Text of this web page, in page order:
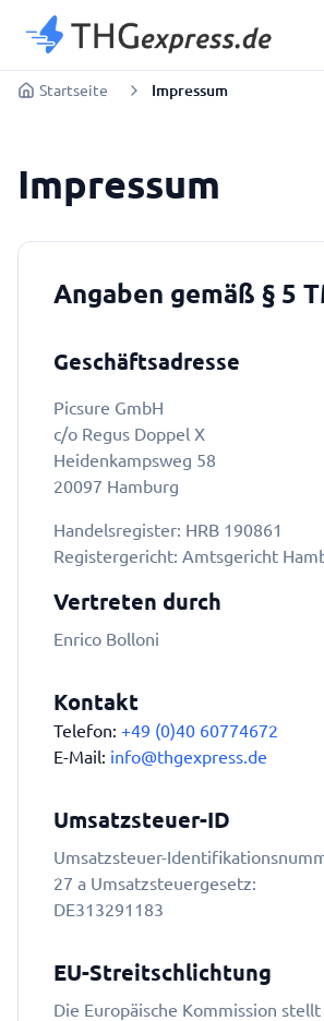
Startseite Impressum
Impressum
Angaben gemäß § 5
Geschäftsadresse
Picsure GmbH
c/o Regus Doppel X
Heidenkampsweg 58
20097 Hamburg
Handelsregister: HRB 190861
Registergericht: Amtsgericht
Vertreten durch
Enrico Bolloni
Kontakt
Telefon: +49 (0)40 60774672
E-Mail: info@thgexpress.de
Umsatzsteuer-ID
Umsatzsteuer-
27 a Umsatzsteuergesetz:
DE313291183
EU-Streitschlichtung
Die Europäische Kommission